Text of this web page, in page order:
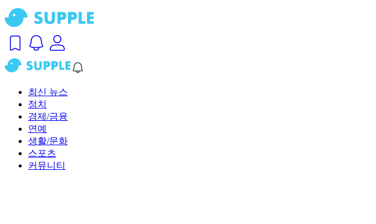
최신 뉴스
정치
경제/금융
연예
생활/문화
스포츠
커뮤니티